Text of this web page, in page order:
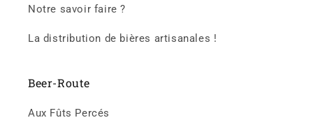
Notre savoir faire ?
La distribution de bières artisanales !
Beer-Route
Aux Fûts Percés